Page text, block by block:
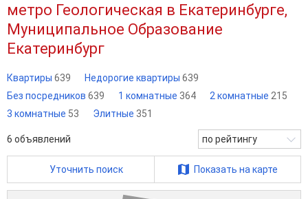
метро Геологическая в Екатеринбурге,
Муниципальное Образование
Екатеринбург
Квартиры 639 Недорогие квартиры 639
Без посредников 639 1 комнатные 364 2 комнатные 215
3 комнатные 53 Элитные 351
6 объявлений по рейтингу
Уточнить поиск Показать на карте